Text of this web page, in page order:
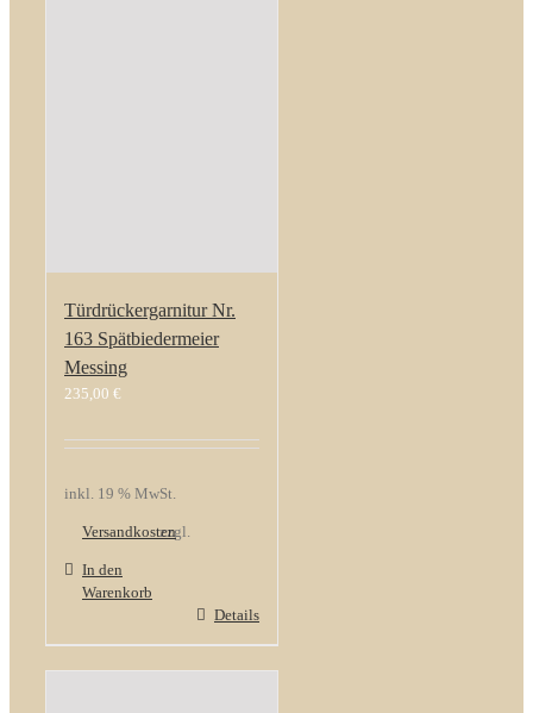
Türdrückergarnitur Nr.
163 Spätbiedermeier
Messing
235,00 €
inkl. 19 % MwSt.
zzgl.
Versandkosten
In den
Warenkorb
Details